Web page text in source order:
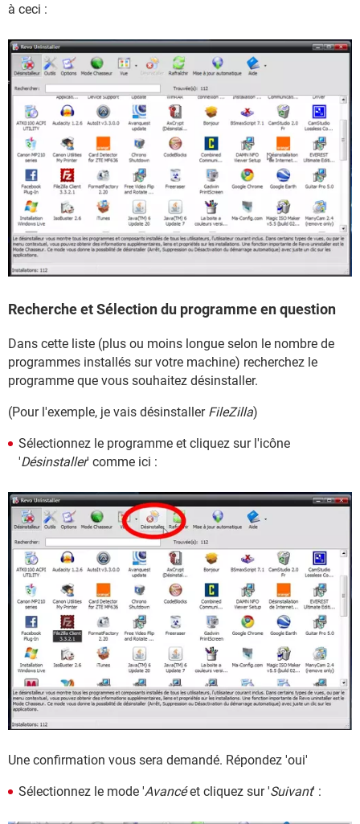
à ceci :
Recherche et Sélection du programme en question
Dans cette liste (plus ou moins longue selon le nombre de
programmes installés sur votre machine) recherchez le
programme que vous souhaitez désinstaller.
(Pour l'exemple, je vais désinstaller FileZilla)
Sélectionnez le programme et cliquez sur l'icône
'Désinstaller' comme ici :
Une confirmation vous sera demandé. Répondez 'oui'
Sélectionnez le mode 'Avancéet cliquez sur 'Suivant' :